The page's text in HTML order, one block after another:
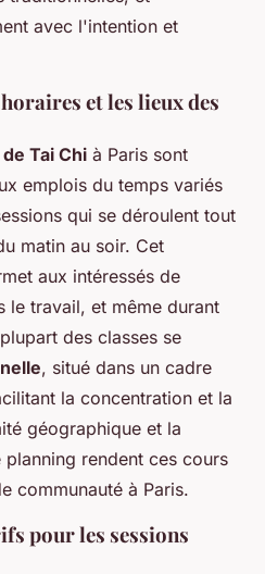
avec l'intention et
et les lieux des
Tai Chi à Paris sont
emplois du temps variés
qui se déroulent tout
matin au soir. Cet
aux intéressés de
le travail, et même durant
des classes se
, situé dans un cadre
la concentration et la
géographique et la
rendent ces cours
communauté à Paris.
pour les sessions